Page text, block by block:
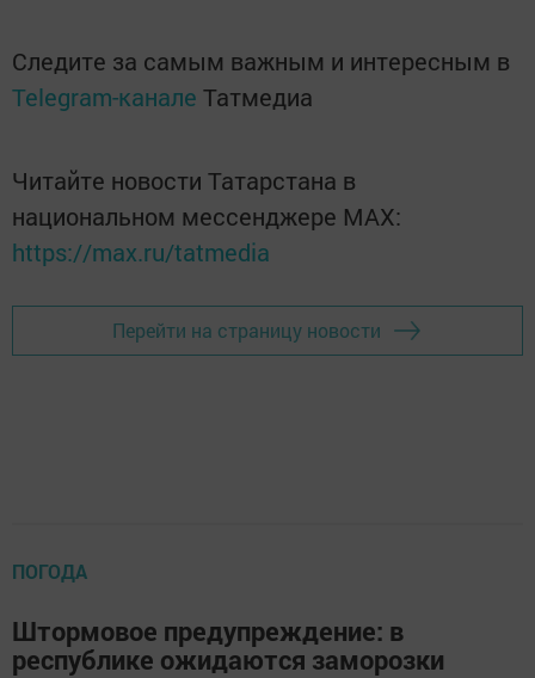
Следите за самым важным и интересным в
Telegram-канале Татмедиа
Читайте новости Татарстана в
национальном мессенджере MАХ:
https://max.ru/tatmedia
Перейти на страницу новости
ПОГОДА
Штормовое предупреждение: в
республике ожидаются заморозки